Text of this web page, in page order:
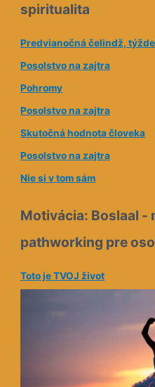
v
a
d
r
e
s
spiritualita
Predvianočná čelindž,
Posolstvo na zajtra
Pohromy
Posolstvo na zajtra
Skutočná hodnota človeka
Posolstvo na zajtra
Nie si v tom sám
Motivácia: Boslaal -
pathworking pre
Toto je TVOJ život